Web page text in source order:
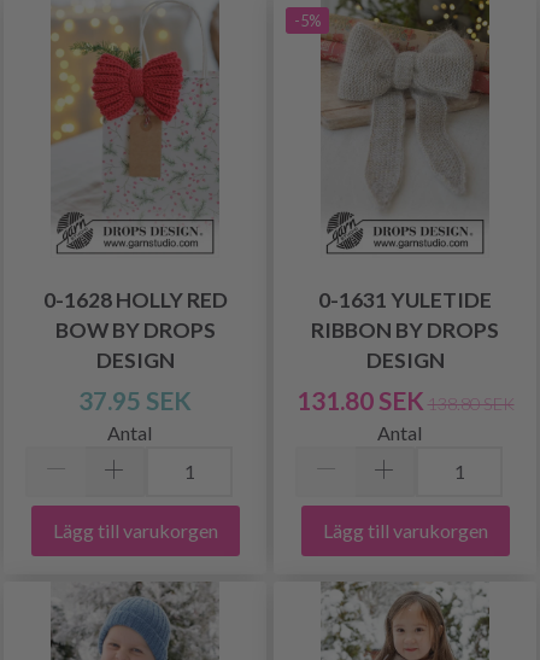
0-1628 HOLLY RED
BOW BY DROPS
DESIGN
37.95 SEK
Antal
Lägg till varukorgen
-5%
0-1631 YULETIDE
RIBBON BY DROPS
DESIGN
131.80 SEK 138.80 SEK
Antal
Lägg till varukorgen